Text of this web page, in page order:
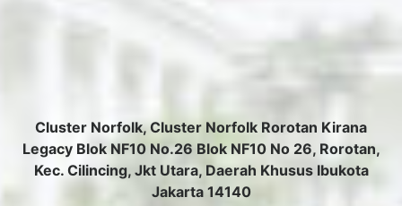
Cluster Norfolk, Cluster Norfolk Rorotan Kirana
Legacy Blok NF10 No.26 Blok NF10 No 26, Rorotan,
Kec. Cilincing, Jkt Utara, Daerah Khusus Ibukota
Jakarta 14140